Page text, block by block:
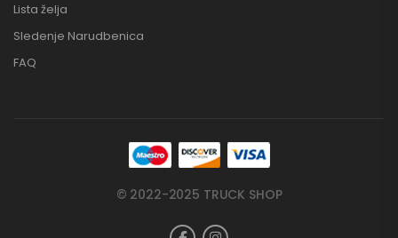
Lista želja
Sledenje Narudbenica
FAQ
© 2022-2025 TRUCK SHOP